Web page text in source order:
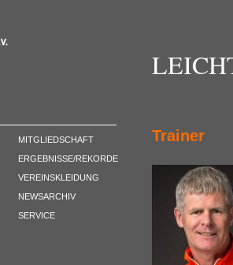
MITGLIEDSCHAFT
ERGEBNISSE/REKORDE
VEREINSKLEIDUNG
NEWSARCHIV
SERVICE
Trainer